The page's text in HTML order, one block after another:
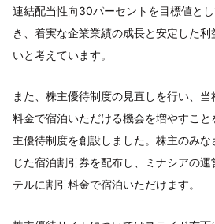
連結配当性向30パーセントを目標値と
き、着実な企業業績の成長と安定した
いと考えています。
また、株主優待制度の見直しを行い、
料金で宿泊いただける機会を増やすこ
主優待制度を創設しました。株主のみ
じた宿泊割引券を配布し、ミナシアの
テルに割引料金で宿泊いただけます。